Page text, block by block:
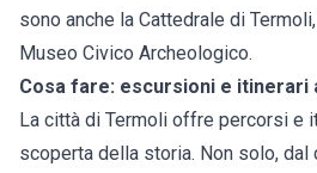
sono anche la Cattedrale di
Museo Civico Archeologico.
Cosa fare: escursioni e itinerari
La città di Termoli offre percorsi e
scoperta della storia. Non solo,